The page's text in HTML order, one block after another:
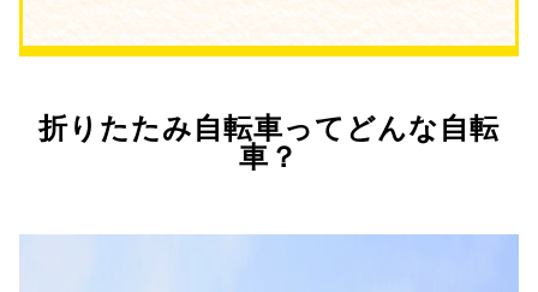
折りたたみ自転車ってどんな自転
車？